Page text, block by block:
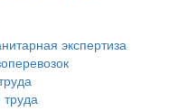
экспертиза